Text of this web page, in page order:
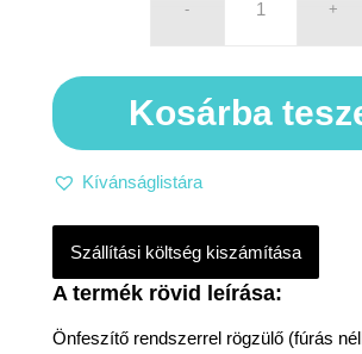
Önfeszítő rendszerrel rögzülő (fúrás
Kosárba
Kívánságlistára
Szállítási költség kiszámítása